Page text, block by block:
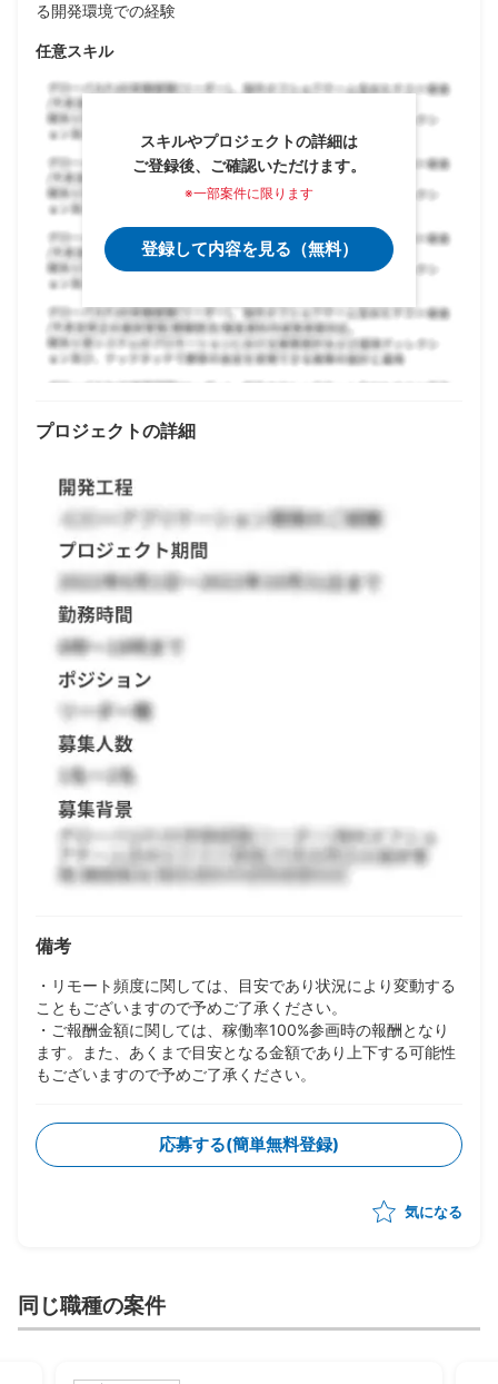
る開発環境での経験
任意スキル
スキルやプロジェクトの詳細は
ご登録後、ご確認いただけます。
※一部案件に限ります
登録して内容を見る（無料）
プロジェクトの詳細
備考
・リモート頻度に関しては、目安であり状況により変動する
こともございますので予めご了承ください。
・ご報酬金額に関しては、稼働率100%参画時の報酬となり
ます。また、あくまで目安となる金額であり上下する可能性
もございますので予めご了承ください。
応募する(簡単無料登録)
気になる
同じ職種の案件